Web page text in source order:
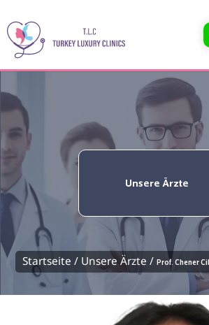
Unsere Ärzte
Startseite / Unsere Ärzte /Prof. Chener